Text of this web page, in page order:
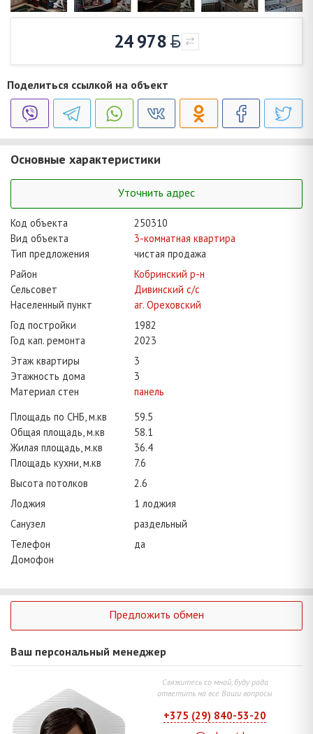
24 978
Поделиться ссылкой на объект
Основные характеристики
Уточнить адрес
Код объекта
250310
Вид объекта
3-комнатная квартира
Тип предложения
чистая продажа
Район
Кобринский р-н
Сельсовет
Дивинский с/с
Населенный пункт
аг. Ореховский
Год постройки
1982
Год кап. ремонта
2023
Этаж квартиры
3
Этажность дома
3
Материал стен
панель
Площадь по СНБ, м.кв
59.5
Общая площадь, м.кв
58.1
Жилая площадь, м.кв
36.4
Площадь кухни, м.кв
7.6
Высота потолков
2.6
Лоджия
1 лоджия
Санузел
раздельный
Телефон
да
Домофон
Предложить обмен
Ваш персональный менеджер
Свяжитесь со мной, буду рада
ответить на все Ваши вопросы
+375 (29) 840-53-20